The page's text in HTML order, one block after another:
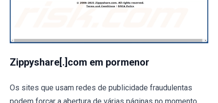
Zippyshare[.]com em pormenor
Os sites que usam redes de publicidade fraudulentas